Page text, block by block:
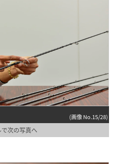
(画像 No.15/28)
次の写真へ